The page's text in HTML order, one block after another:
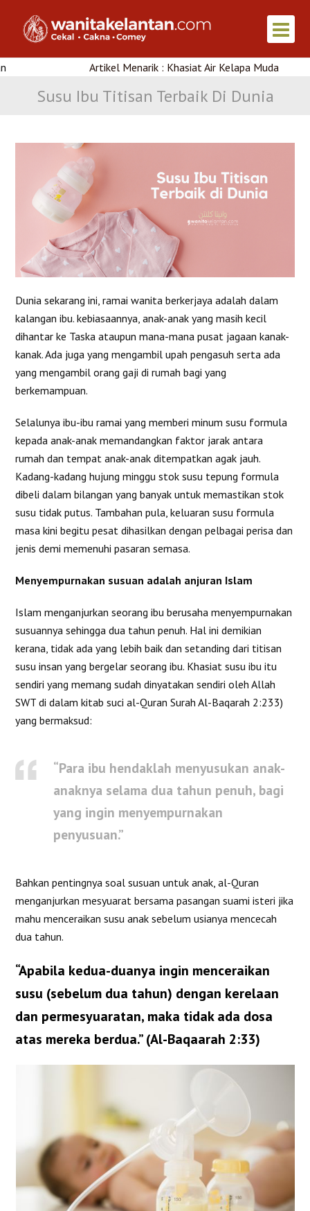
Artikel Menarik : Khasiat Air Kelapa Muda
Susu Ibu Titisan Terbaik Di Dunia
Dunia sekarang ini, ramai wanita berkerjaya adalah dalam
kalangan ibu. kebiasaannya, anak-anak yang masih kecil
dihantar ke Taska ataupun mana-mana pusat jagaan kanak-
kanak. Ada juga yang mengambil upah pengasuh serta ada
yang mengambil orang gaji di rumah bagi yang
berkemampuan.
Selalunya ibu-ibu ramai yang memberi minum susu formula
kepada anak-anak memandangkan faktor jarak antara
rumah dan tempat anak-anak ditempatkan agak jauh.
Kadang-kadang hujung minggu stok susu tepung formula
dibeli dalam bilangan yang banyak untuk memastikan stok
susu tidak putus. Tambahan pula, keluaran susu formula
masa kini begitu pesat dihasilkan dengan pelbagai perisa dan
jenis demi memenuhi pasaran semasa.
Menyempurnakan susuan adalah anjuran Islam
Islam menganjurkan seorang ibu berusaha menyempurnakan
susuannya sehingga dua tahun penuh. Hal ini demikian
kerana, tidak ada yang lebih baik dan setanding dari titisan
susu insan yang bergelar seorang ibu. Khasiat susu ibu itu
sendiri yang memang sudah dinyatakan sendiri oleh Allah
SWT di dalam kitab suci al-Quran Surah Al-Baqarah 2:233)
yang bermaksud:
“Para ibu hendaklah menyusukan anak-
anaknya selama dua tahun penuh, bagi
yang ingin menyempurnakan
penyusuan.”
Bahkan pentingnya soal susuan untuk anak, al-Quran
menganjurkan mesyuarat bersama pasangan suami isteri jika
mahu menceraikan susu anak sebelum usianya mencecah
dua tahun.
“Apabila kedua-duanya ingin menceraikan
susu (sebelum dua tahun) dengan kerelaan
dan permesyuaratan, maka tidak ada dosa
atas mereka berdua.” (Al-Baqaarah 2:33)